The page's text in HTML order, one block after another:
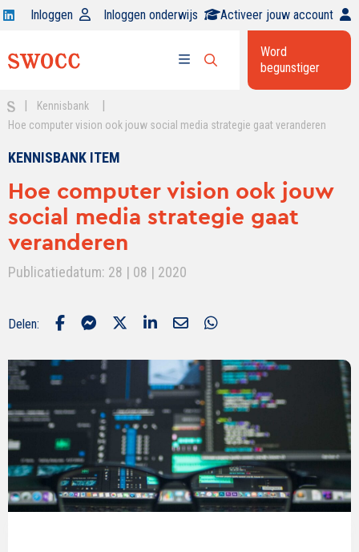
Open
op
Inloggen Inloggen onderwijs Activeer jouw account
Open
zoekbalk
Word
begunstiger
Kennisbank
Hoe computer vision ook jouw social media strategie gaat veranderen
KENNISBANK ITEM
Hoe computer vision ook jouw
social media strategie gaat
veranderen
Publicatiedatum: 28 | 08 | 2020
Delen: